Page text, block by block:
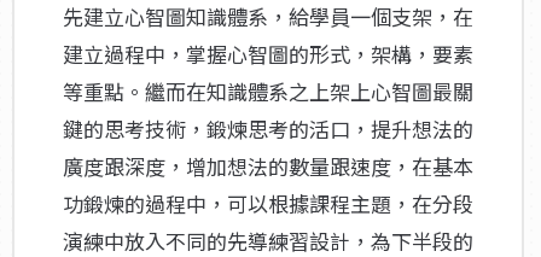
先建立心智圖知識體系，給學員一個支架，在
建立過程中，掌握心智圖的形式，架構，要素
等重點。繼而在知識體系之上架上心智圖最關
鍵的思考技術，鍛煉思考的活口，提升想法的
廣度跟深度，增加想法的數量跟速度，在基本
功鍛煉的過程中，可以根據課程主題，在分段
演練中放入不同的先導練習設計，為下半段的